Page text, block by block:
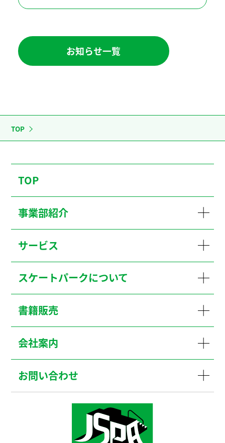
７年１２月１日）公開いたしました。
お知らせ一覧
TOP
TOP
事業部紹介
サービス
スケートパークについて
書籍販売
会社案内
お問い合わせ